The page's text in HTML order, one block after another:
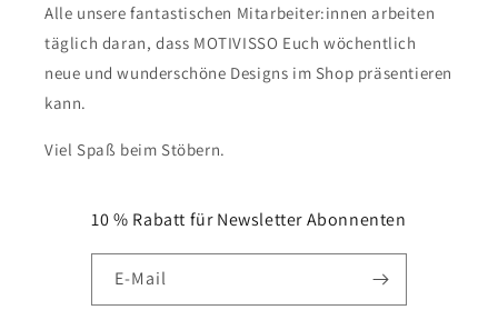
Alle unsere fantastischen Mitarbeiter:innen arbeiten
täglich daran, dass MOTIVISSO Euch wöchentlich
neue und wunderschöne Designs im Shop präsentieren
kann.
Viel Spaß beim Stöbern.
10 % Rabatt für Newsletter Abonnenten
E-Mail